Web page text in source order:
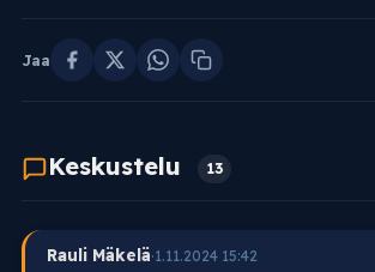
Jaa
Keskustelu 13
Rauli Mäkelä·1.11.2024 15:42